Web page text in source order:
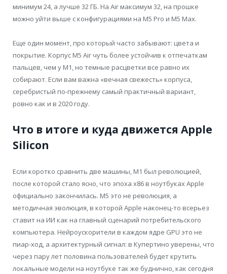
минимум 24, а лучше 32 ГБ. На Air максимум 32, на прошке
можно уйти выше с конфигурациями на M5 Pro и M5 Max.
Еще один момент, про который часто забывают: цвета и
покрытие. Корпус M5 Air чуть более устойчив к отпечаткам
пальцев, чем у M1, но темные расцветки все равно их
собирают. Если вам важна «вечная свежесть» корпуса,
серебристый по-прежнему самый практичный вариант,
ровно как и в 2020 году.
Что в итоге и куда движется Apple
Silicon
Если коротко сравнить две машины, M1 был революцией,
после которой стало ясно, что эпоха x86 в ноутбуках Apple
официально закончилась. M5 это не революция, а
методичная эволюция, в которой Apple наконец-то всерьез
ставит на ИИ как на главный сценарий потребительского
компьютера. Нейроускорители в каждом ядре GPU это не
пиар-ход, а архитектурный сигнал: в Купертино уверены, что
через пару лет половина пользователей будет крутить
локальные модели на ноутбуке так же буднично, как сегодня